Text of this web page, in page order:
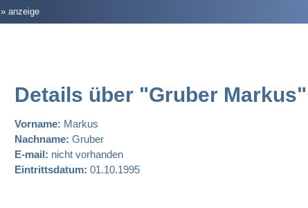
» anzeige
Details über "Gruber Markus"
Vorname: Markus
Nachname: Gruber
E-mail: nicht vorhanden
Eintrittsdatum: 01.10.1995